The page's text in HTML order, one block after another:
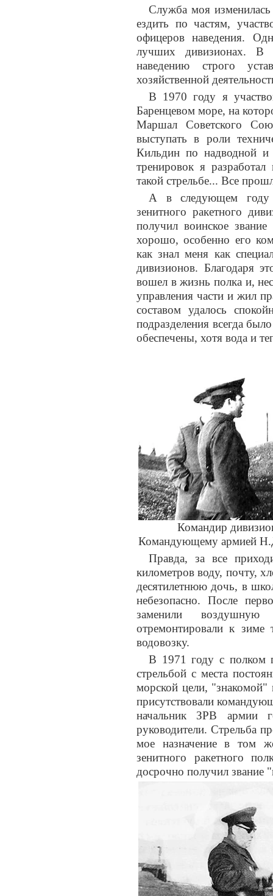
Служба моя
ездить по частям,
офицеров наведения.
лучших дивизионах. В
наведению строго
хозяйственной
В 1970 году я
Баренцевом море, на
Маршал Советского
выступать в роли
Кильдин по надводной
тренировок я
такой стрельбе... Все
А в следующем году
зенитного ракетного
получил воинское
хорошо, особенно его
как знал меня как
дивизионов. Благодаря
вошел в жизнь полка и,
управления части и жил
составом удалось
подразделения всегда
обеспечены, хотя вода и
Командир
Командующему армией
Правда, за все
километров воду, почту,
десятилетнюю дочь, в
небезопасно. После
заменили воздушную
отремонтировали к зиме
водовозку.
В 1971 году с полком
стрельбой с места
морской цели,
присутствовали
начальник ЗРВ армии
руководители. Стрельба
мое назначение в том
зенитного ракетного
досрочно получил звание